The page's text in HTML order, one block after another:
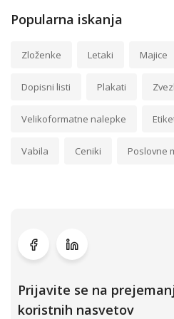
Popularna iskanja
Zloženke Letaki Majice
Dopisni listi Plakati
Velikoformatne nalepke
Vabila Ceniki Poslovne
Prijavite se na
koristnih nasvetov